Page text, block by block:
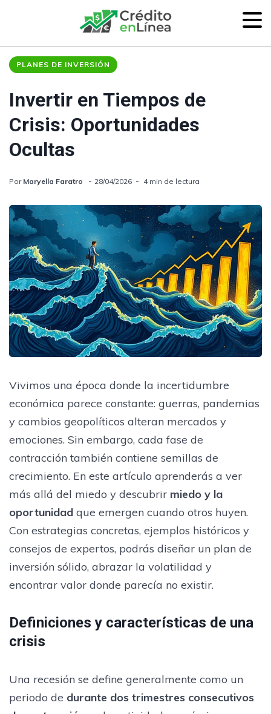
PLANES DE INVERSIÓN
Invertir en Tiempos de
Crisis: Oportunidades
Ocultas
Por Maryella Faratro 28/04/2026 4 min de lectura
Vivimos una época donde la incertidumbre
económica parece constante: guerras, pandemias
y cambios geopolíticos alteran mercados y
emociones. Sin embargo, cada fase de
contracción también contiene semillas de
crecimiento. En este artículo aprenderás a ver
más allá del miedo y descubrir miedo y la
oportunidad que emergen cuando otros huyen.
Con estrategias concretas, ejemplos históricos y
consejos de expertos, podrás diseñar un plan de
inversión sólido, abrazar la volatilidad y
encontrar valor donde parecía no existir.
Definiciones y características de una
crisis
Una recesión se define generalmente como un
periodo de durante dos trimestres consecutivos